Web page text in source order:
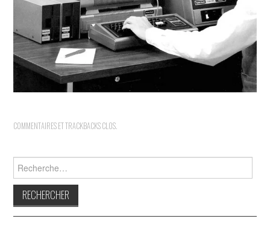
COMMENTAIRES ET TRACKBACKS CLOS.